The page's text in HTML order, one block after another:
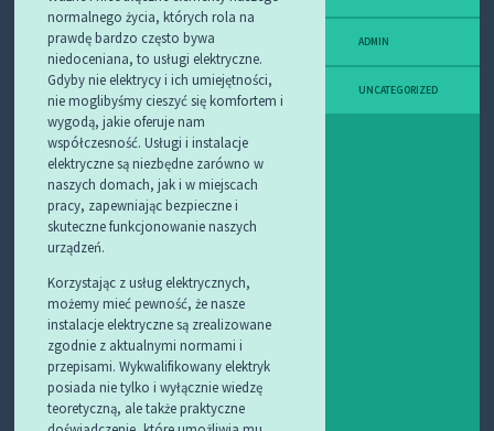
normalnego życia, których rola na
prawdę bardzo często bywa
niedoceniana, to usługi elektryczne.
Gdyby nie elektrycy i ich umiejętności,
nie moglibyśmy cieszyć się komfortem i
wygodą, jakie oferuje nam
współczesność. Usługi i instalacje
elektryczne są niezbędne zarówno w
naszych domach, jak i w miejscach
pracy, zapewniając bezpieczne i
skuteczne funkcjonowanie naszych
urządzeń.
Korzystając z usług elektrycznych,
możemy mieć pewność, że nasze
instalacje elektryczne są zrealizowane
zgodnie z aktualnymi normami i
przepisami. Wykwalifikowany elektryk
posiada nie tylko i wyłącznie wiedzę
teoretyczną, ale także praktyczne
ADMIN
UNCATEGORIZED